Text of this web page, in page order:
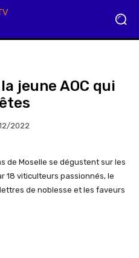
jeune AOC qui
2022
de Moselle se dégustent sur les
18 viticulteurs passionnés, le
de noblesse et les faveurs